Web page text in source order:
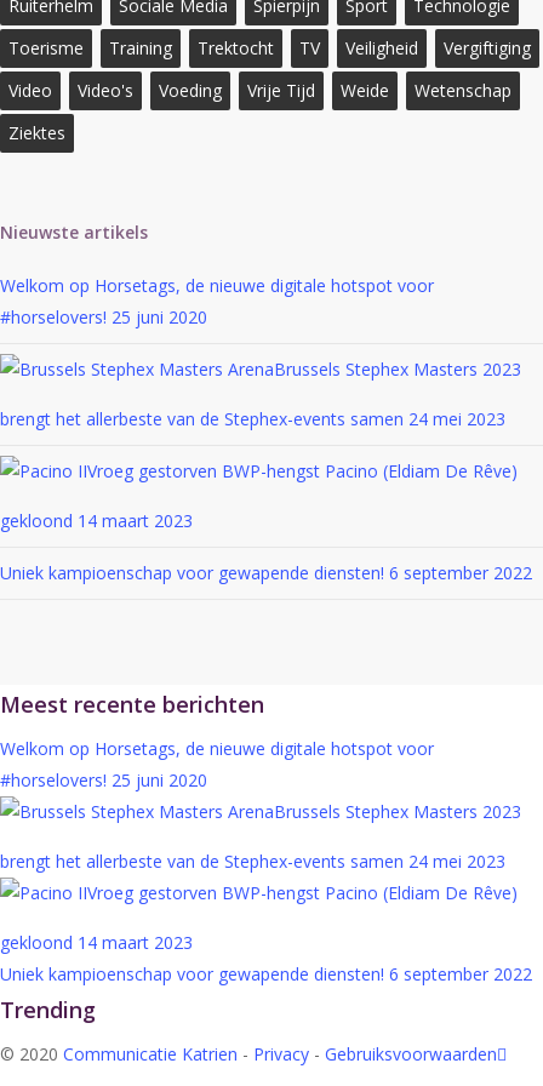
Ruiterhelm
Sociale Media Spierpijn Sport
Technologie
Toerisme
Training Trektocht TV Veiligheid
Vergiftiging
Video
Video's Voeding Vrije Tijd Weide
Wetenschap
Ziektes
Nieuwste artikels
Welkom op Horsetags, de nieuwe digitale hotspot voor
#horselovers! 25 juni 2020
Brussels Stephex Masters 2023
brengt het allerbeste van de Stephex-events samen 24 mei 2023
Vroeg gestorven BWP-hengst Pacino (Eldiam De Rêve)
gekloond 14 maart 2023
Uniek kampioenschap voor gewapende diensten! 6 september 2022
Meest recente berichten
Welkom op Horsetags, de nieuwe digitale hotspot voor
#horselovers! 25 juni 2020
Brussels Stephex Masters 2023
brengt het allerbeste van de Stephex-events samen 24 mei 2023
Vroeg gestorven BWP-hengst Pacino (Eldiam De Rêve)
gekloond 14 maart 2023
Uniek kampioenschap voor gewapende diensten! 6 september 2022
Trending
© 2020 Communicatie Katrien - Privacy - Gebruiksvoorwaarden